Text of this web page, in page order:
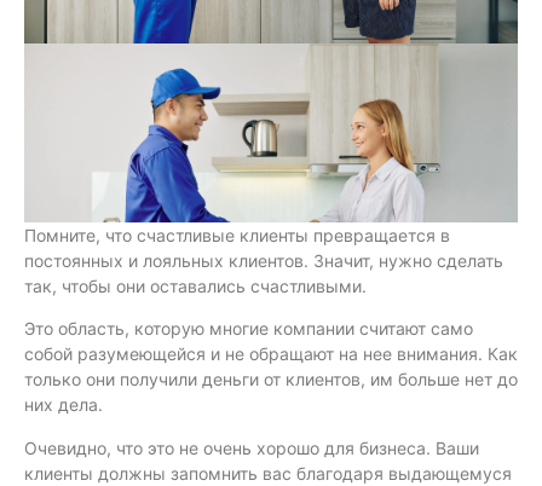
Помните, что счастливые клиенты превращается в
постоянных и лояльных клиентов. Значит, нужно сделать
так, чтобы они оставались счастливыми.
Это область, которую многие компании считают само
собой разумеющейся и не обращают на нее внимания. Как
только они получили деньги от клиентов, им больше нет до
них дела.
Очевидно, что это не очень хорошо для бизнеса. Ваши
клиенты должны запомнить вас благодаря выдающемуся